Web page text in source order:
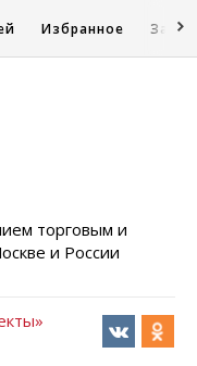
Избранное
торговым и
и России